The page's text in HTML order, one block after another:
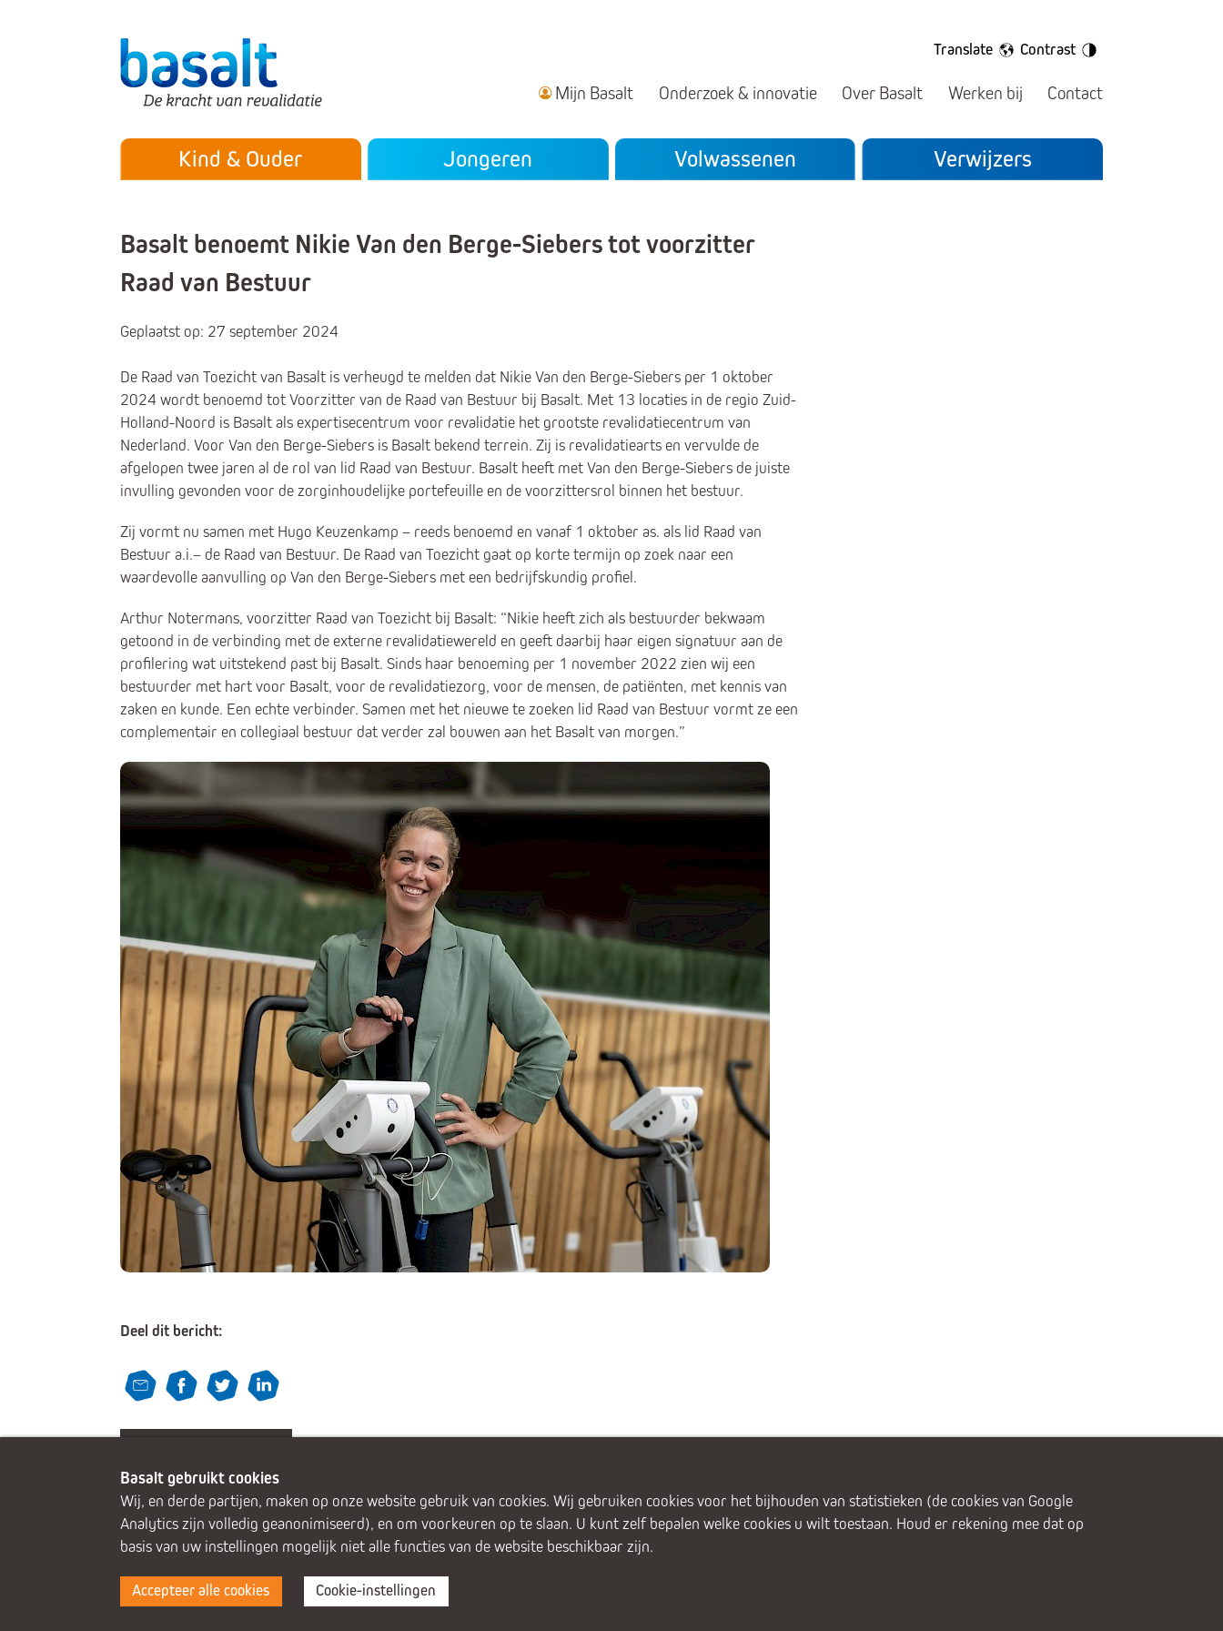
Translate
Contrast
Mijn Basalt Onderzoek & innovatie Over Basalt Werken bij Contact
Hoofdmenu
Kind & Ouder Jongeren Volwassenen Verwijzers
Basalt benoemt Nikie Van den Berge-Siebers tot voorzitter
Raad van Bestuur
Geplaatst op: 27 september 2024
De Raad van Toezicht van Basalt is verheugd te melden dat Nikie Van den Berge-Siebers per 1 oktober
2024 wordt benoemd tot Voorzitter van de Raad van Bestuur bij Basalt. Met 13 locaties in de regio Zuid-
Holland-Noord is Basalt als expertisecentrum voor revalidatie het grootste revalidatiecentrum van
Nederland. Voor Van den Berge-Siebers is Basalt bekend terrein. Zij is revalidatiearts en vervulde de
afgelopen twee jaren al de rol van lid Raad van Bestuur. Basalt heeft met Van den Berge-Siebers de juiste
invulling gevonden voor de zorginhoudelijke portefeuille en de voorzittersrol binnen het bestuur.
Zij vormt nu samen met Hugo Keuzenkamp – reeds benoemd en vanaf 1 oktober as. als lid Raad van
Bestuur a.i.– de Raad van Bestuur. De Raad van Toezicht gaat op korte termijn op zoek naar een
waardevolle aanvulling op Van den Berge-Siebers met een bedrijfskundig profiel.
Arthur Notermans, voorzitter Raad van Toezicht bij Basalt: “Nikie heeft zich als bestuurder bekwaam
getoond in de verbinding met de externe revalidatiewereld en geeft daarbij haar eigen signatuur aan de
profilering wat uitstekend past bij Basalt. Sinds haar benoeming per 1 november 2022 zien wij een
bestuurder met hart voor Basalt, voor de revalidatiezorg, voor de mensen, de patiënten, met kennis van
zaken en kunde. Een echte verbinder. Samen met het nieuwe te zoeken lid Raad van Bestuur vormt ze een
complementair en collegiaal bestuur dat verder zal bouwen aan het Basalt van morgen.”
Deel dit bericht:
Alphen aan den Rijn (Alrijne Ziekenhuis) Delft Den Haag Gouda
Leiden
Basalt gebruikt cookies
Wij, en derde partijen, maken op onze website gebruik van cookies. Wij gebruiken cookies voor het bijhouden van statistieken (de cookies van Google
Analytics zijn volledig geanonimiseerd), en om voorkeuren op te slaan. U kunt zelf bepalen welke cookies u wilt toestaan. Houd er rekening mee dat op
basis van uw instellingen mogelijk niet alle functies van de website beschikbaar zijn.
Accepteer alle cookies Cookie-instellingen